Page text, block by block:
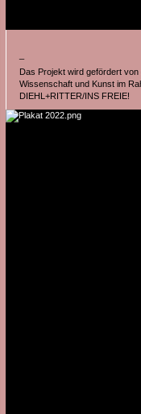
Das Projekt wird gefördert
Wissenschaft und Kunst im
DIEHL+RITTER/INS FREIE!